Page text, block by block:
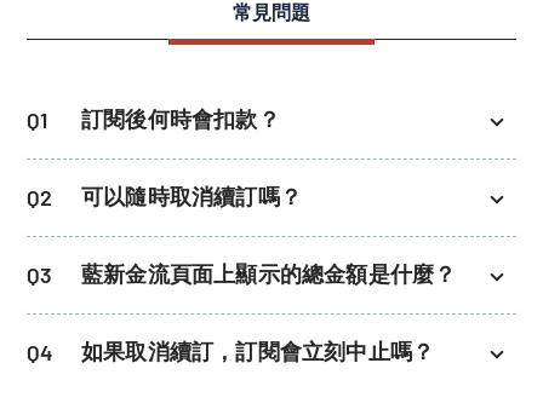
常見問題
Q1 訂閱後何時會扣款？
30 天為一期。 例如：若於 5 月 9 日 訂
Q2 可以隨時取消續訂嗎？
定」中，於下次扣款日前取消續訂，即
Q3 藍新金流頁面上顯示的總金額是什麼？
為預設內容，不代表實際會扣的金額或
Q4 如果取消續訂，訂閱會立刻中止嗎？